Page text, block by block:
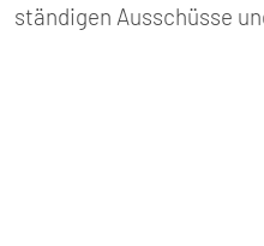
ständigen Ausschüsse